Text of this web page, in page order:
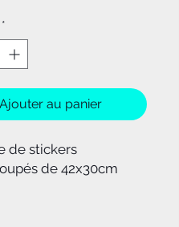
*
Ajouter au panier
de stickers
de 42x30cm